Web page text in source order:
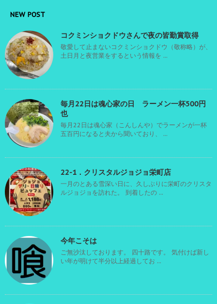
NEW POST
コクミンショクドウさんで夜の皆勤賞取得
敬愛して止まないコクミンショクドウ（敬称略）が、
土日月と夜営業をするという情報を ...
毎月22日は魂心家の日 ラーメン一杯500円
也
毎月22日は魂心家（こんしんや）でラーメンが一杯
五百円になると夫から聞いており、 ...
22-1．クリスタルジョジョ栄町店
一月のとある雪深い日に、久しぶりに栄町のクリスタ
ルジョジョを訪れた。 到着したの ...
今年こそは
ご無沙汰しております。 四十路です。 気付けば新し
い年が明けて半分以上経過してお ...